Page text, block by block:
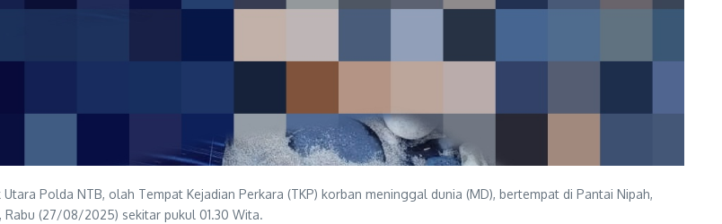
Polda NTB, olah Tempat Kejadian Perkara (TKP) korban meninggal dunia (MD), bertempat di Pantai Nipah,
Rabu (27/08/2025) sekitar pukul 01.30 Wita.